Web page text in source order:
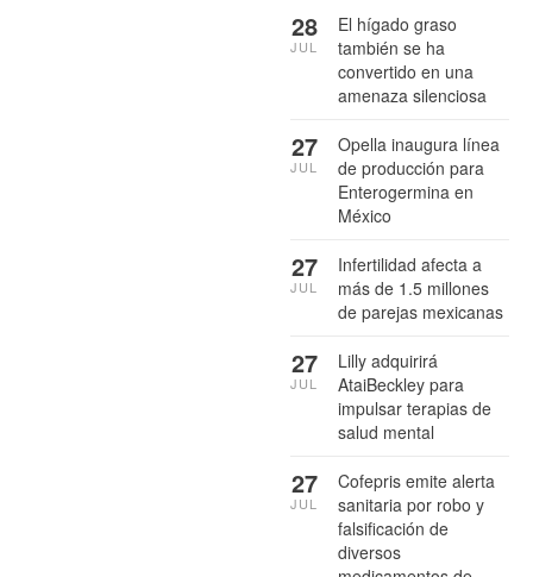
El hígado graso
también se ha
convertido en una
amenaza silenciosa
28
JUL
Opella inaugura línea
de producción para
Enterogermina en
México
27
JUL
Infertilidad afecta a
más de 1.5 millones
de parejas mexicanas
27
JUL
Lilly adquirirá
AtaiBeckley para
impulsar terapias de
salud mental
27
JUL
Cofepris emite alerta
sanitaria por robo y
falsificación de
diversos
27
JUL